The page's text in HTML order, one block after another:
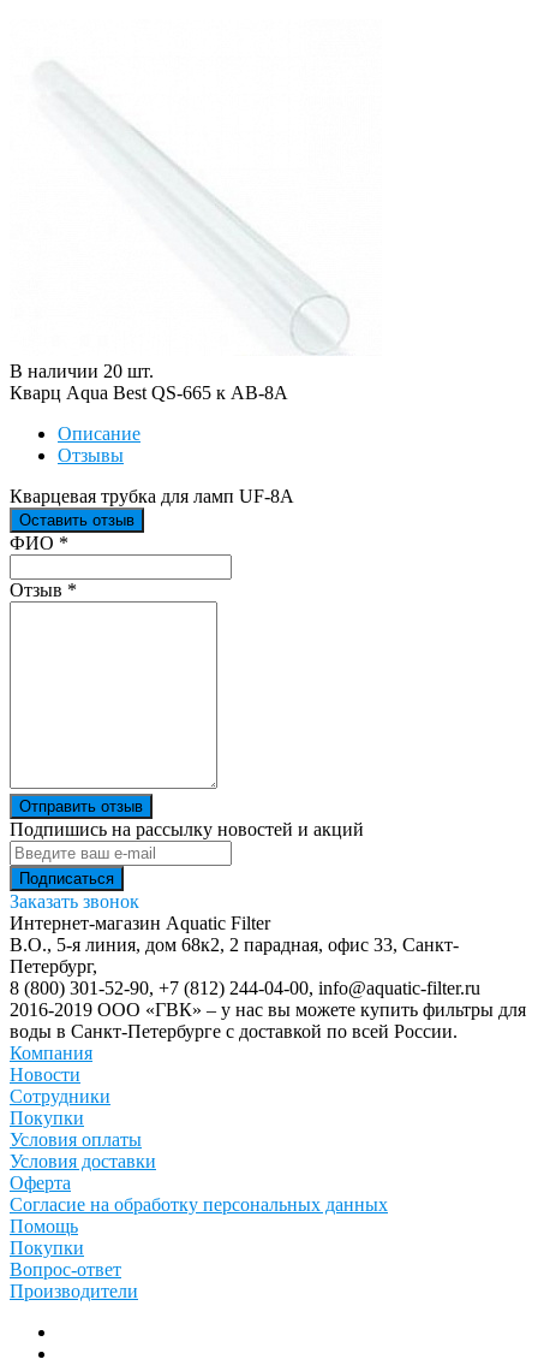
В наличии 20 шт.
Кварц Aqua Best QS-665 к АВ-8А
Описание
Отзывы
Кварцевая трубка для ламп UF-8A
Оставить отзыв
Ваш отзыв был отправлен!
ФИО *
Отзыв *
Отправить отзыв
Подпишись на рассылку новостей и акций
Заказать звонок
Интернет-магазин Aquatic Filter
В.О., 5-я линия, дом 68к2, 2 парадная, офис 33, Санкт-
Петербург,
8 (800) 301-52-90, +7 (812) 244-04-00, info@aquatic-filter.ru
2016-2019 ООО «ГВК» – у нас вы можете купить фильтры для
воды в Санкт-Петербурге с доставкой по всей России.
Компания
Новости
Сотрудники
Покупки
Условия оплаты
Условия доставки
Оферта
Согласие на обработку персональных данных
Помощь
Покупки
Вопрос-ответ
Производители